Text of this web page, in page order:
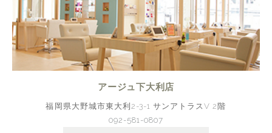
アージュ下大利店
福岡県大野城市東大利2-3-1 サンアトラスV 2階
092-581-0807